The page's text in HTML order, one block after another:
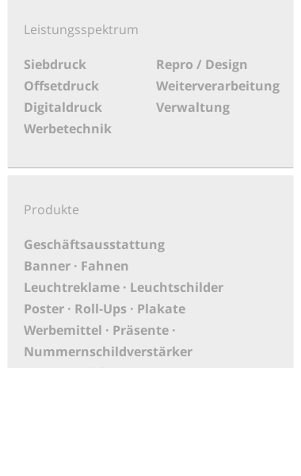
Leistungsspektrum
Siebdruck
Offsetdruck
Digitaldruck
Werbetechnik
Repro / Design
Weiterverarbeitung
Verwaltung
Produkte
Geschäftsausstattung
Banner · Fahnen
Leuchtreklame · Leuchtschilder
Poster · Roll-Ups · Plakate
Werbemittel · Präsente ·
Nummernschildverstärker
PoS-Material